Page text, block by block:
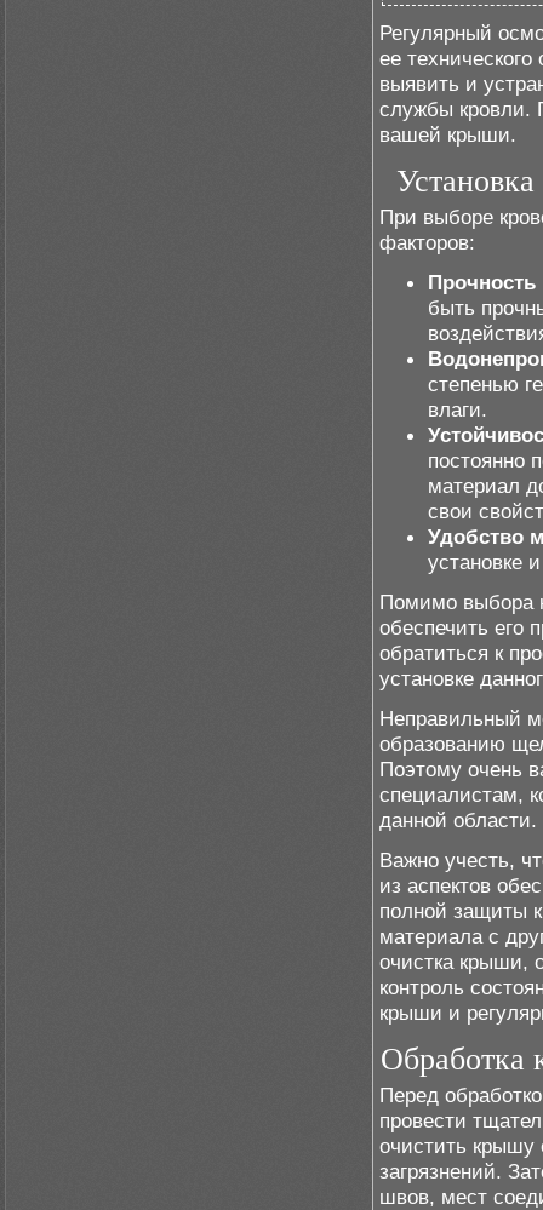
Регулярный
ее
выявить и
службы кровли.
вашей крыши.
При выборе
факторов:
Прочность
быть
степенью
влаги.
постоянно
материал
свои
Удобство
установке
Помимо выбора
обеспечить его
обратиться к
установке
Неправильный
образованию
Поэтому очень
специалистам,
данной области.
Важно учесть,
из аспектов
полной защиты
материала с
очистка крыши,
контроль
крыши и
Обработка
Перед
провести
очистить крышу
загрязнений.
швов, мест